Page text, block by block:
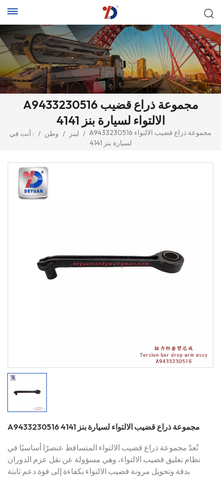
A9433230516 مجموعة ذراع قضيب
الالتواء لسيارة بنز 4141
أنت في : / وطن / لبنز / A9433230516 مجموعة ذراع قضيب الالتواء
لسيارة بنز 4141
A9433230516 مجموعة ذراع قضيب الالتواء لسيارة بنز 4141
تُعدّ مجموعة ذراع قضيب الالتواء المتساقط عنصرًا أساسيًا في
نظام تعليق قضيب الالتواء، وهي مسؤولة عن نقل عزم الدوران
بدقة وتحويل مرونة قضيب الالتواء بكفاءة إلى قوة دعم ثابتة